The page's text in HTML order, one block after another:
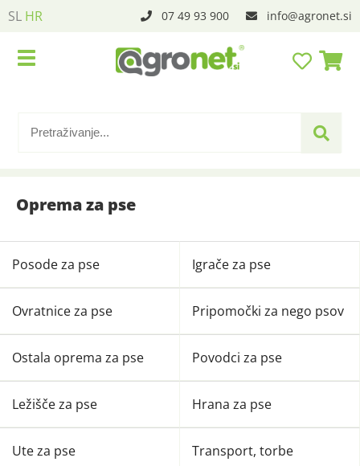
SL HR 07 49 93 900 info agronet.si
Oprema za pse
Posode za pse Igrače za pse
Ovratnice za pse Pripomočki za nego psov
Ostala oprema za pse Povodci za pse
Ležišče za pse Hrana za pse
Ute za pse Transport, torbe